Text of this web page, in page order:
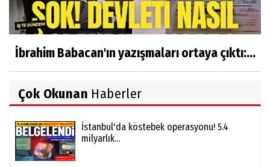
İbrahim Babacan'ın yazışmaları ortaya çıktı:...
Çok Okunan Haberler
İstanbul'da köstebek operasyonu! 5.4
milyarlık...